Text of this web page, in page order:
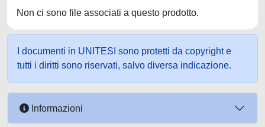
Non ci sono file associati a questo prodotto.
I documenti in UNITESI sono protetti da copyright e
tutti i diritti sono riservati, salvo diversa indicazione.
Informazioni